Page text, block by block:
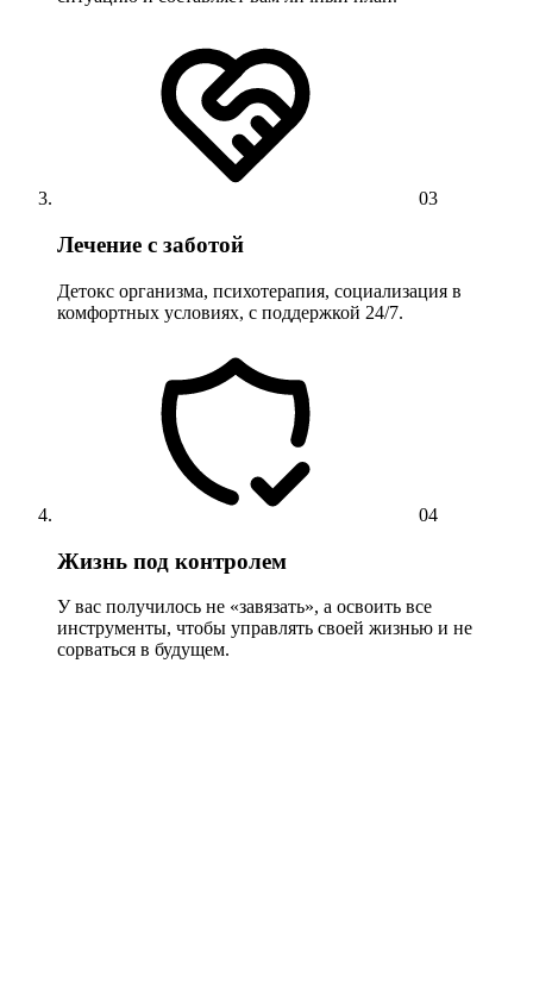
03
Лечение с заботой
Детокс организма, психотерапия, социализация в
комфортных условиях, с поддержкой 24/7.
04
Жизнь под контролем
У вас получилось не «завязать», а освоить все
инструменты, чтобы управлять своей жизнью и не
сорваться в будущем.